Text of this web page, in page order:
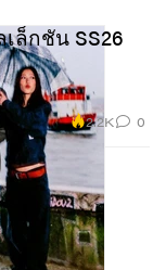
ล็กชัน SS26
2.2K 0